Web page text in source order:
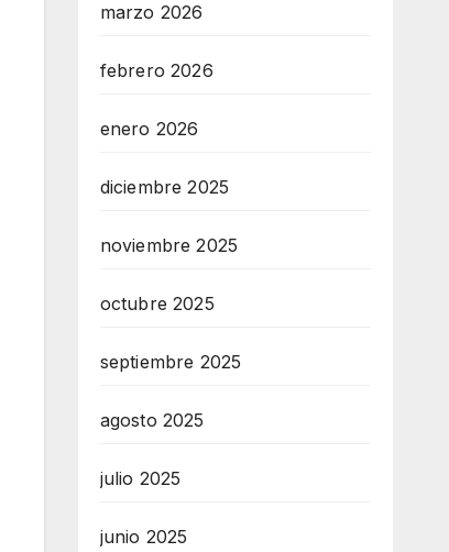
marzo 2026
febrero 2026
enero 2026
diciembre 2025
noviembre 2025
octubre 2025
septiembre 2025
agosto 2025
julio 2025
junio 2025